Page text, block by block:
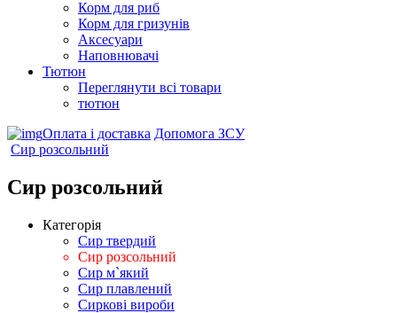
Корм для риб
Корм для гризунів
Аксесуари
Наповнювачі
Тютюн
Переглянути всі товари
тютюн
Оплата і доставка Допомога ЗСУ
Сир розсольний
Сир розсольний
Категорія
Сир твердий
Сир розсольний
Сир м`який
Сир плавлений
Сиркові вироби